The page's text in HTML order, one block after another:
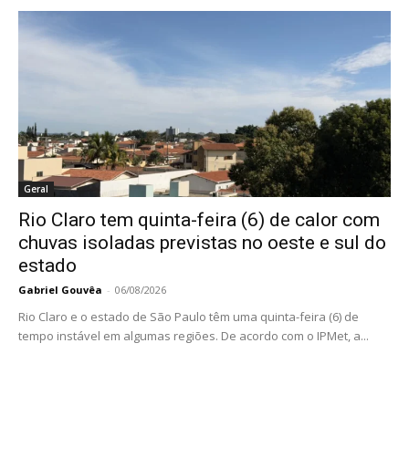
Geral
Rio Claro tem quinta-feira (6) de calor com
chuvas isoladas previstas no oeste e sul do
estado
Gabriel Gouvêa - 06/08/2026
Rio Claro e o estado de São Paulo têm uma quinta-feira (6) de
tempo instável em algumas regiões. De acordo com o IPMet, a...